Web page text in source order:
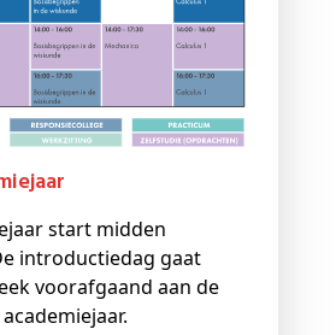
start midden
introductiedag gaat
voorafgaand aan de